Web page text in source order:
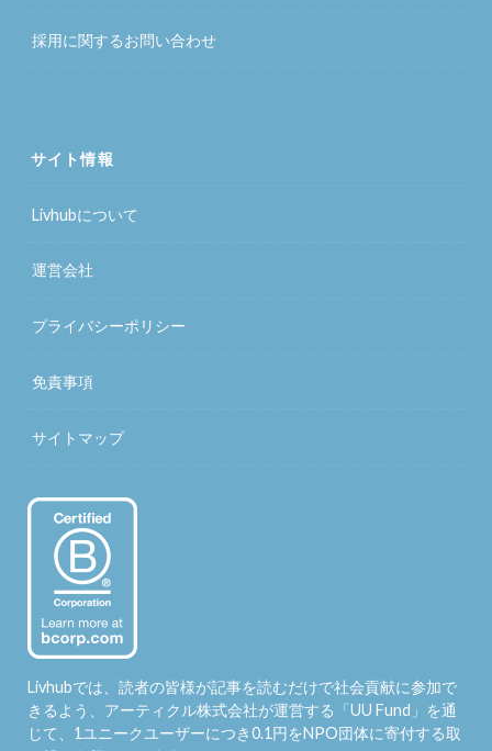
採用に関するお問い合わせ
サイト情報
Livhubについて
運営会社
プライバシーポリシー
免責事項
サイトマップ
Livhubでは、読者の皆様が記事を読むだけで社会貢献に参加で
きるよう、アーティクル株式会社が運営する「UU Fund 」を通
じて、1ユニークユーザーにつき0.1円をNPO団体に寄付する取